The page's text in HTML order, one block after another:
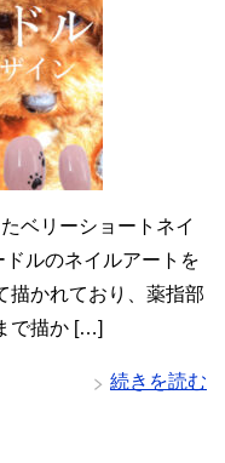
ベリーショートネイ
ルのネイルアートを
描かれており、薬指部
で描か […]
続きを読む